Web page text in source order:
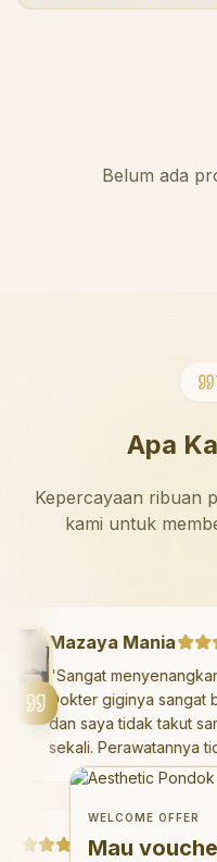
Belum ada
Apa
Kepercayaan ribuan
kami untuk
Mazaya Mania
"Sangat
Dokter giginya
dan saya tidak takut
sekali.
sakit, dan saya
Saya suka pergi ke
gigi sekarang!"
Welcome Offer
Mau voucher
WELCOME OFFER
Mau